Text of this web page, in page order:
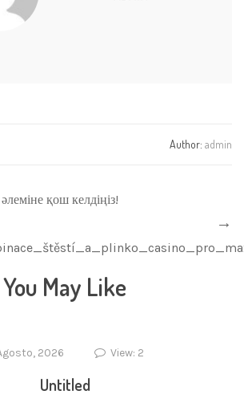
Author: admin
әлеміне қош келдіңіз!
You May Like
2026 View: 2
Untitled